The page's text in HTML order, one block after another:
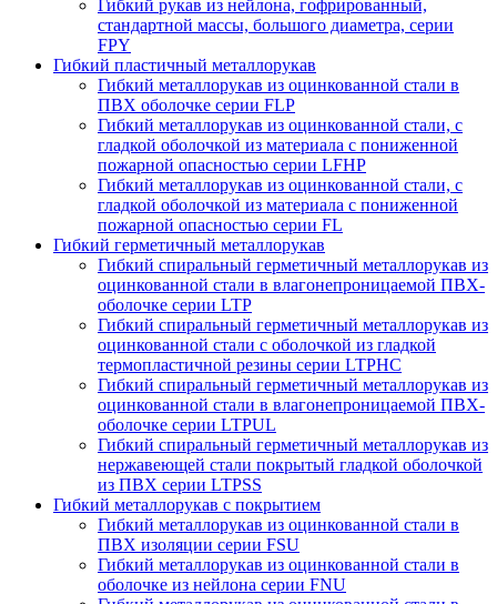
Гибкий рукав из нейлона, гофрированный,
стандартной массы, большого диаметра, серии
FPY
Гибкий пластичный металлорукав
Гибкий металлорукав из оцинкованной стали в
ПВХ оболочке серии FLP
Гибкий металлорукав из оцинкованной стали, с
гладкой оболочкой из материала с пониженной
пожарной опасностью серии LFHP
Гибкий металлорукав из оцинкованной стали, с
гладкой оболочкой из материала с пониженной
пожарной опасностью серии FL
Гибкий герметичный металлорукав
Гибкий спиральный герметичный металлорукав из
оцинкованной стали в влагонепроницаемой ПВХ-
оболочке серии LTP
Гибкий спиральный герметичный металлорукав из
оцинкованной стали с оболочкой из гладкой
термопластичной резины серии LTPHC
Гибкий спиральный герметичный металлорукав из
оцинкованной стали в влагонепроницаемой ПВХ-
оболочке серии LTPUL
Гибкий спиральный герметичный металлорукав из
нержавеющей стали покрытый гладкой оболочкой
из ПВХ серии LTPSS
Гибкий металлорукав с покрытием
Гибкий металлорукав из оцинкованной стали в
ПВХ изоляции серии FSU
Гибкий металлорукав из оцинкованной стали в
оболочке из нейлона серии FNU